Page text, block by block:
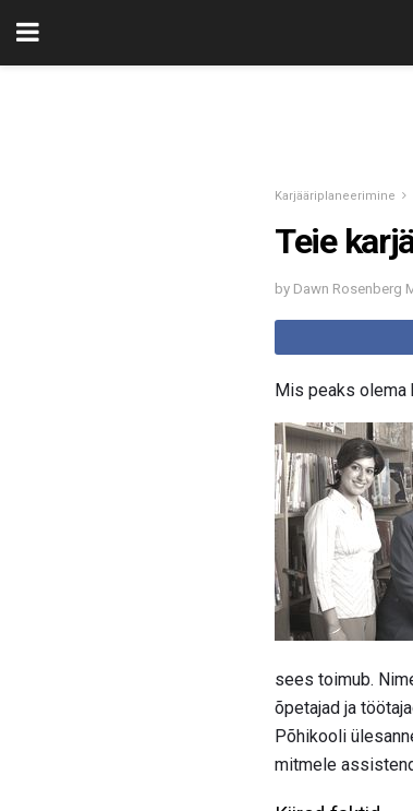
Karjääriplaneerimine
Teie
by Dawn Rosenberg
Mis peaks olema
sees toimub.
õpetajad ja
Põhikooli
mitmele